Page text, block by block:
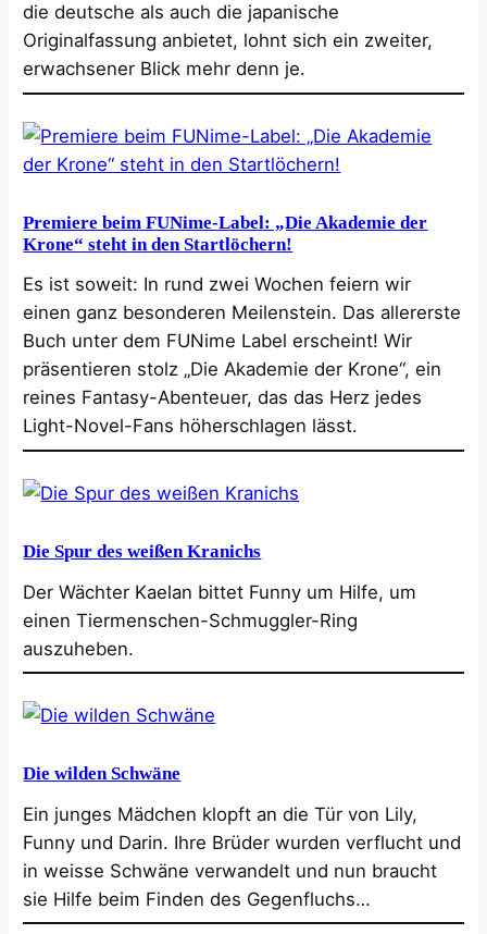
die deutsche als auch die japanische
Originalfassung anbietet, lohnt sich ein zweiter,
erwachsener Blick mehr denn je.
Premiere beim FUNime-Label: „Die Akademie der
Krone“ steht in den Startlöchern!
Es ist soweit: In rund zwei Wochen feiern wir
einen ganz besonderen Meilenstein. Das allererste
Buch unter dem FUNime Label erscheint! Wir
präsentieren stolz „Die Akademie der Krone“, ein
reines Fantasy-Abenteuer, das das Herz jedes
Light-Novel-Fans höherschlagen lässt.
Die Spur des weißen Kranichs
Der Wächter Kaelan bittet Funny um Hilfe, um
einen Tiermenschen-Schmuggler-Ring
auszuheben.
Die wilden Schwäne
Ein junges Mädchen klopft an die Tür von Lily,
Funny und Darin. Ihre Brüder wurden verflucht und
in weisse Schwäne verwandelt und nun braucht
sie Hilfe beim Finden des Gegenfluchs…